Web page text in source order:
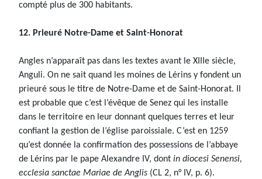
compté plus de 300 habitants.
12. Prieuré Notre-Dame et Saint-Honorat
Angles n’apparaît pas dans les textes avant le XIIIe siècle,
Anguli. On ne sait quand les moines de Lérins y fondent un
prieuré sous le titre de Notre-Dame et de Saint-Honorat. Il
est probable que c’est l’évêque de Senez qui les installe
dans le territoire en leur donnant quelques terres et leur
confiant la gestion de l’église paroissiale. C’est en 1259
qu’est donnée la confirmation des possessions de l’abbaye
de Lérins par le pape Alexandre IV, dont in diocesi Senensi,
ecclesia sanctae Mariae de Anglis (CL 2, n° IV, p. 6).